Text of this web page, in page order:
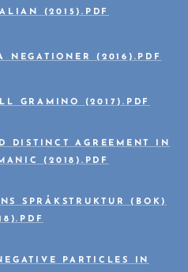
(2015).PDF
NEGATIONER (2016).PDF
GRAMINO (2017).PDF
DISTINCT AGREEMENT IN
(2018).PDF
SPRÅKSTRUKTUR (BOK)
PARTICLES IN